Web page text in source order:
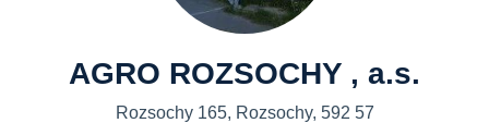
AGRO ROZSOCHY , a.s.
Rozsochy 165, Rozsochy, 592 57